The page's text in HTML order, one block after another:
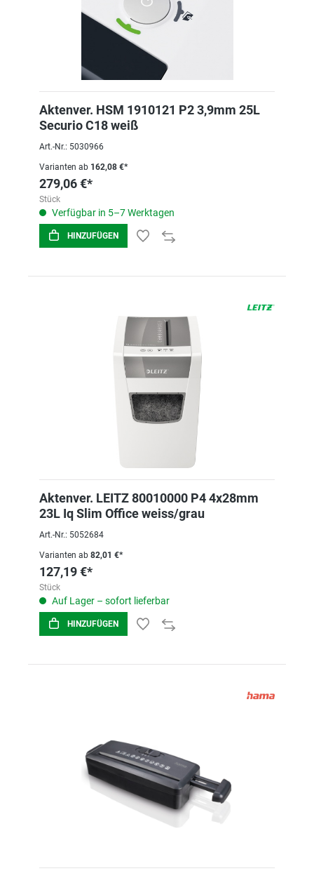
Aktenver. HSM 1910121 P2 3,9mm 25L
Securio C18 weiß
Art.-Nr.: 5030966
Varianten ab 162,08 €*
279,06 €*
Stück
Verfügbar in 5–7 Werktagen
HINZUFÜGEN
Aktenver. LEITZ 80010000 P4 4x28mm
23L Iq Slim Office weiss/grau
Art.-Nr.: 5052684
Varianten ab 82,01 €*
127,19 €*
Stück
Auf Lager – sofort lieferbar
HINZUFÜGEN